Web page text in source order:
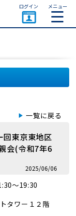
ログイン メニュー
一覧に戻る
東京東地区
会(令和7年6
2025/06/06
～19:30
タワー１２階